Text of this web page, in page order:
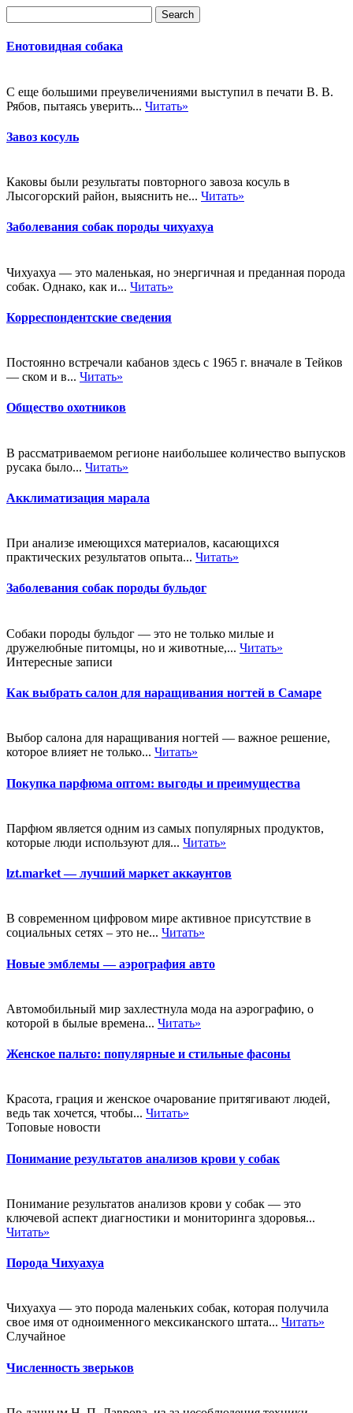
Енотовидная собака
С еще большими преувеличениями выступил в печати В. В.
Рябов, пытаясь уверить... Читать»
Завоз косуль
Каковы были результаты повторного завоза косуль в
Лысогорский район, выяснить не... Читать»
Заболевания собак породы чихуахуа
Чихуахуа — это маленькая, но энергичная и преданная порода
собак. Однако, как и... Читать»
Корреспондентские сведения
Постоянно встречали кабанов здесь с 1965 г. вначале в Тейков
— ском и в... Читать»
Общество охотников
В рассматриваемом регионе наибольшее количество выпусков
русака было... Читать»
Акклиматизация марала
При анализе имеющихся материалов, касающихся
практических результатов опыта... Читать»
Заболевания собак породы бульдог
Собаки породы бульдог — это не только милые и
дружелюбные питомцы, но и животные,... Читать»
Интересные записи
Как выбрать салон для наращивания ногтей в Самаре
Выбор салона для наращивания ногтей — важное решение,
которое влияет не только... Читать»
Покупка парфюма оптом: выгоды и преимущества
Парфюм является одним из самых популярных продуктов,
которые люди используют для... Читать»
lzt.market — лучший маркет аккаунтов
В современном цифровом мире активное присутствие в
социальных сетях – это не... Читать»
Новые эмблемы — аэрография авто
Автомобильный мир захлестнула мода на аэрографию, о
которой в былые времена... Читать»
Женское пальто: популярные и стильные фасоны
Красота, грация и женское очарование притягивают людей,
ведь так хочется, чтобы... Читать»
Топовые новости
Понимание результатов анализов крови у собак
Понимание результатов анализов крови у собак — это
ключевой аспект диагностики и мониторинга здоровья...
Читать»
Порода Чихуахуа
Чихуахуа — это порода маленьких собак, которая получила
свое имя от одноименного мексиканского штата... Читать»
Случайное
Численность зверьков